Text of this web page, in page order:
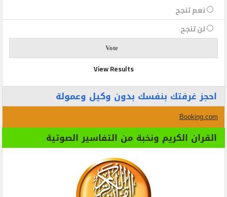
نعم تنجح
لن تنجح
View Results
احجز غرفتك بنفسك بدون وكيل وعمولة
Booking.com
القران الكريم ونخبة من التفاسير الصوتية